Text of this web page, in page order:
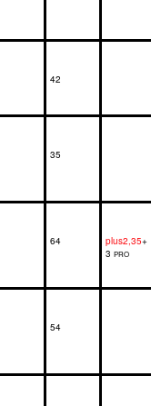
42
35
64 plus2,35+
3 PRO
54